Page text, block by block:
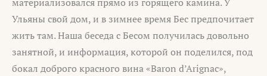
Ульяны свой дом, и в зимнее время Бес предпочитает
жить там. Наша беседа с Бесом получилась довольно
занятной, и информация, которой он поделился, под
бокал доброго красного вина «Baron d’Arignac»,